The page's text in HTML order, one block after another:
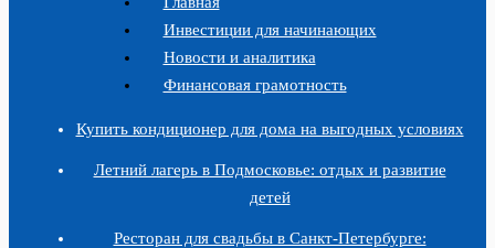
Инвестиции для начинающих
Новости и аналитика
Финансовая грамотность
Купить кондиционер для дома на выгодных условиях
Летний лагерь в Подмосковье: отдых и развитие
детей
Ресторан для свадьбы в Санкт-Петербурге: